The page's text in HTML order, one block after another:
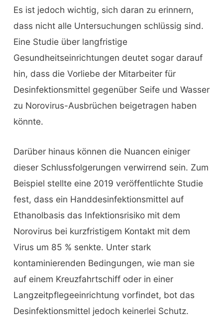
Es ist jedoch wichtig, sich daran zu erinnern,
dass nicht alle Untersuchungen schlüssig sind.
Eine Studie über langfristige
Gesundheitseinrichtungen deutet sogar darauf
hin, dass die Vorliebe der Mitarbeiter für
Desinfektionsmittel gegenüber Seife und Wasser
zu Norovirus-Ausbrüchen beigetragen haben
könnte.
Darüber hinaus können die Nuancen einiger
dieser Schlussfolgerungen verwirrend sein. Zum
Beispiel stellte eine 2019 veröffentlichte Studie
fest, dass ein Handdesinfektionsmittel auf
Ethanolbasis das Infektionsrisiko mit dem
Norovirus bei kurzfristigem Kontakt mit dem
Virus um 85 % senkte. Unter stark
kontaminierenden Bedingungen, wie man sie
auf einem Kreuzfahrtschiff oder in einer
Langzeitpflegeeinrichtung vorfindet, bot das
Desinfektionsmittel jedoch keinerlei Schutz.